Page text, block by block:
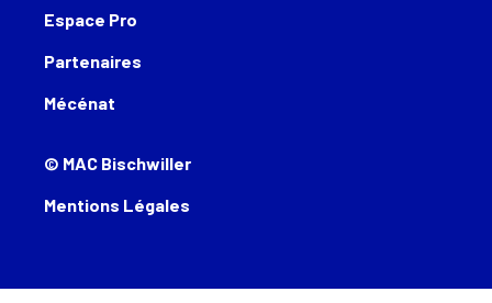
Espace Pro
Partenaires
Mécénat
© MAC Bischwiller
Mentions Légales